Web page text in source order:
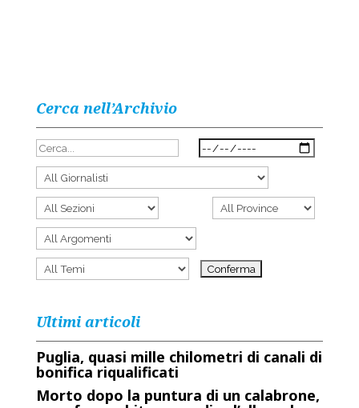
Cerca nell’Archivio
Ultimi articoli
Puglia, quasi mille chilometri di canali di
bonifica riqualificati
Morto dopo la puntura di un calabrone,